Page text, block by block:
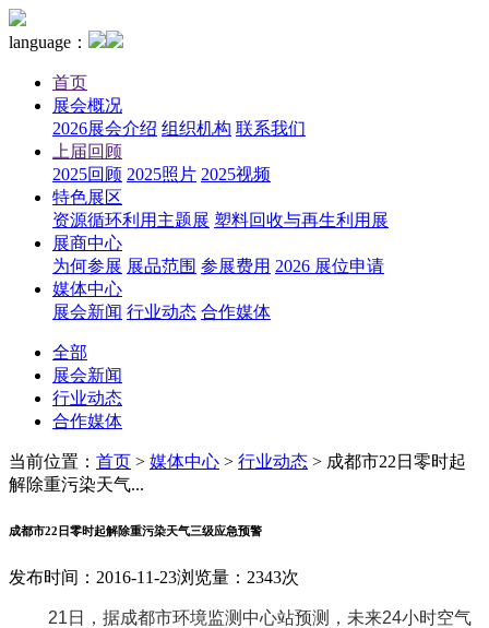
language：
首页
展会概况
2026展会介绍 组织机构 联系我们
上届回顾
2025回顾 2025照片 2025视频
特色展区
资源循环利用主题展 塑料回收与再生利用展
展商中心
为何参展 展品范围 参展费用 2026 展位申请
媒体中心
展会新闻 行业动态 合作媒体
全部
展会新闻
行业动态
合作媒体
当前位置： 首页 > 媒体中心 > 行业动态 > 成都市22日零时起
解除重污染天气...
成都市22日零时起解除重污染天气三级应急预警
发布时间：2016-11-23浏览量：2343次
21日，据成都市环境监测中心站预测，未来24小时空气